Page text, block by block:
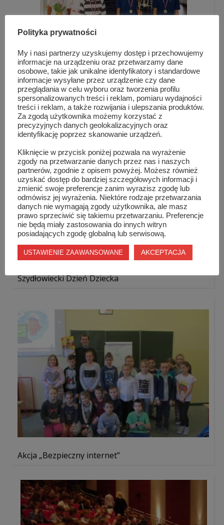
Szydłowieckie dziewczęta najlepsze w piłce nożnej...
Szydłowiecki Dzień Dziecka
Akcja „Bezpieczny internet”
Polityka prywatności
My i nasi partnerzy uzyskujemy dostęp i przechowujemy
informacje na urządzeniu oraz przetwarzamy dane
osobowe, takie jak unikalne identyfikatory i standardowe
informacje wysyłane przez urządzenie czy dane
przeglądania w celu wyboru oraz tworzenia profilu
spersonalizowanych treści i reklam, pomiaru wydajności
treści i reklam, a także rozwijania i ulepszania produktów.
Za zgodą użytkownika możemy korzystać z
precyzyjnych danych geolokalizacyjnych oraz
identyfikację poprzez skanowanie urządzeń.
Kliknięcie w przycisk poniżej pozwala na wyrażenie
zgody na przetwarzanie danych przez nas i naszych
partnerów, zgodnie z opisem powyżej. Możesz również
uzyskać dostęp do bardziej szczegółowych informacji i
zmienić swoje preferencje zanim wyrazisz zgodę lub
odmówisz jej wyrażenia. Niektóre rodzaje przetwarzania
danych nie wymagają zgody użytkownika, ale masz
prawo sprzeciwić się takiemu przetwarzaniu. Preferencje
nie będą miały zastosowania do innych witryn
posiadających zgodę globalną lub serwisową.
USTAWIENIE ZAAWANSOWANE AKCEPTACJA